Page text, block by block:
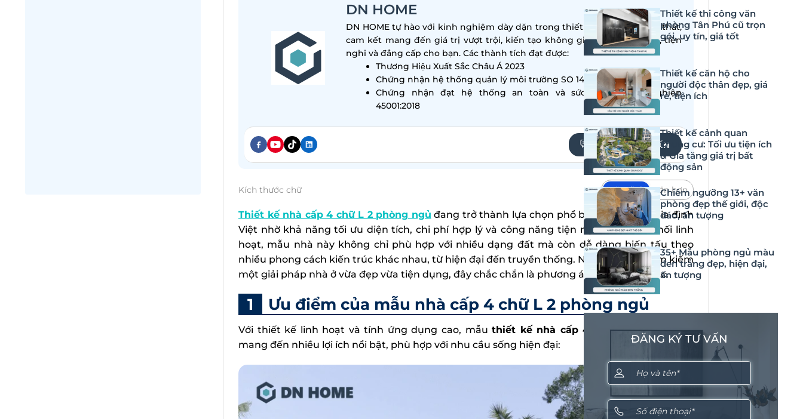
DN HOME
DN HOME tự hào với kinh nghiệm dày dặn trong thiết kế – thi công nội thất,
cam kết mang đến giá trị vượt trội, kiến tạo không gian sống hiện đại, tiện
nghi và đẳng cấp cho bạn. Các thành tích đạt được:
Thương Hiệu Xuất Sắc Châu Á 2023
Chứng nhận hệ thống quản lý môi trường SO 14001:2015
Chứng nhận đạt hệ thống an toàn và sức khỏe nghề nghiệp
45001:2018
YÊU CẦU TƯ VẤN
Kích thước chữ Mặc định Lớn hơn
Thiết kế nhà cấp 4 chữ L 2 phòng ngủ đang trở thành lựa chọn phổ biến của nhiều gia đình
Việt nhờ khả năng tối ưu diện tích, chi phí hợp lý và công năng tiện nghi. Với hình khối linh
hoạt, mẫu nhà này không chỉ phù hợp với nhiều dạng đất mà còn dễ dàng biến tấu theo
nhiều phong cách kiến trúc khác nhau, từ hiện đại đến truyền thống. Nếu bạn đang tìm kiếm
một giải pháp nhà ở vừa đẹp vừa tiện dụng, đây chắc chắn là phương án đáng cân nhắc.
Ưu điểm của mẫu nhà cấp 4 chữ L 2 phòng ngủ
Với thiết kế linh hoạt và tính ứng dụng cao, mẫuthiết kế nhà cấp 4 chữ L 2 phòng ngủ
mang đến nhiều lợi ích nổi bật, phù hợp với nhu cầu sống hiện đại:
Thiết kế thi công văn
phòng Tân Phú cũ trọn
gói, uy tín, giá tốt
Thiết kế căn hộ cho
người độc thân đẹp, giá
rẻ, tiện ích
Thiết kế cảnh quan
chung cư: Tối ưu tiện ích
& Gia tăng giá trị bất
động sản
Chiêm ngưỡng 13+ văn
phòng đẹp thế giới, độc
đáo, ấn tượng
35+ Mẫu phòng ngủ màu
đen trắng đẹp, hiện đại,
ấn tượng
ĐĂNG KÝ TƯ VẤN